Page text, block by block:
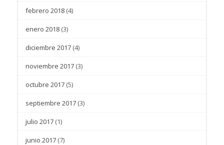
febrero 2018 (4)
enero 2018 (3)
diciembre 2017 (4)
noviembre 2017 (3)
octubre 2017 (5)
septiembre 2017 (3)
julio 2017 (1)
junio 2017 (7)